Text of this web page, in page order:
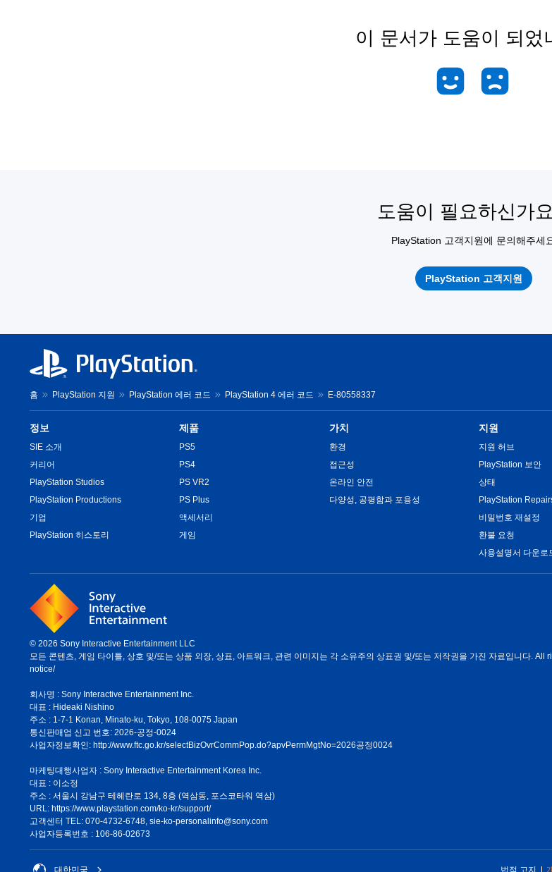
이 문서가 도움이 되었
도움이 필요하신가
PlayStation 고객지원에 문의해주세
PlayStation 고객지원
홈 PlayStation 지원 PlayStation 에러 코드 PlayStation 4 에러 코드 E-80558337
정보
SIE 소개
커리어
PlayStation Studios
PlayStation Productions
기업
PlayStation 히스토리
제품
PS5
PS4
PS VR2
PS Plus
액세서리
게임
가치
환경
접근성
온라인 안전
다양성, 공평함과 포용성
지원
지원 허브
PlayStation 보안
상태
PlayStation
비밀번호 재설정
환불 요청
사용설명서 다운로
© 2026 Sony Interactive Entertainment LLC
모든 콘텐츠, 게임 타이틀, 상호 및/또는 상품 외장, 상표, 아트워크, 관련 이미지는 각 소유주의 상표권 및/또는 저작권을 가진 자료입니다. All
notice/
회사명 : Sony Interactive Entertainment Inc.
대표 : Hideaki Nishino
주소 : 1-7-1 Konan, Minato-ku, Tokyo, 108-0075 Japan
통신판매업 신고 번호: 2026-공정-0024
사업자정보확인: http://www.ftc.go.kr/selectBizOvrCommPop.do?apvPermMgtNo=2026공정0024
마케팅대행사업자 : Sony Interactive Entertainment Korea Inc.
대표 : 이소정
주소 : 서울시 강남구 테헤란로 134, 8층 (역삼동, 포스코타워 역삼)
URL: https://www.playstation.com/ko-kr/support/
고객센터 TEL: 070-4732-6748, sie-ko-personalinfo@sony.com
사업자등록번호 : 106-86-02673
대한민국 법적 고지